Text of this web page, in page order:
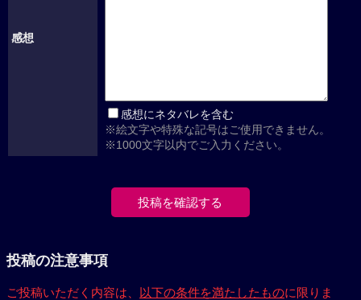
感想
感想にネタバレを含む
※絵文字や特殊な記号はご使用できません。
※1000文字以内でご入力ください。
投稿の注意事項
ご投稿いただく内容は、 以下の条件を満たしたものに限りま